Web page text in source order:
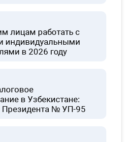
лицам работать с
индивидуальными
в 2026 году
в Узбекистане:
Президента № УП-95